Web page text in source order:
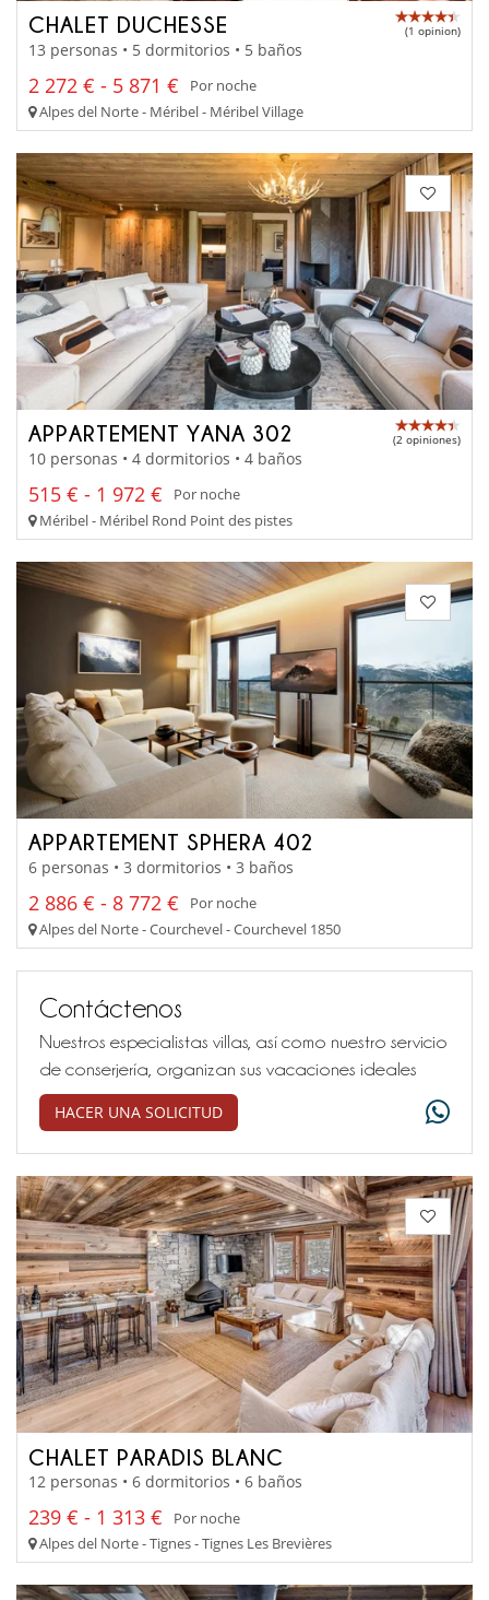
CHALET DUCHESSE (1 opinion)
13 personas • 5 dormitorios • 5 baños
2 272 € - 5 871 €
Por noche
Alpes del Norte - Méribel - Méribel Village
APPARTEMENT YANA 302 (2 opiniones)
10 personas • 4 dormitorios • 4 baños
515 € - 1 972 €
Por noche
Méribel - Méribel Rond Point des pistes
APPARTEMENT SPHERA 402
6 personas • 3 dormitorios • 3 baños
2 886 € - 8 772 €
Por noche
Alpes del Norte - Courchevel - Courchevel 1850
Contáctenos
Nuestros especialistas villas, así como nuestro servicio
de conserjería, organizan sus vacaciones ideales
HACER UNA SOLICITUD
CHALET PARADIS BLANC
12 personas • 6 dormitorios • 6 baños
239 € - 1 313 €
Por noche
Alpes del Norte - Tignes - Tignes Les Brevières